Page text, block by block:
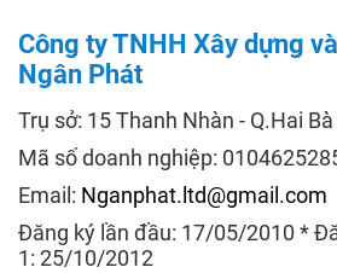
Công ty TNHH Xây dựng
Ngân Phát
Trụ sở: 15 Thanh Nhàn - Q.Hai
Mã số doanh nghiệp:
Email: Nganphat.ltd@gmail.com
Đăng ký lần đầu: 17/05/2010 *
1: 25/10/2012